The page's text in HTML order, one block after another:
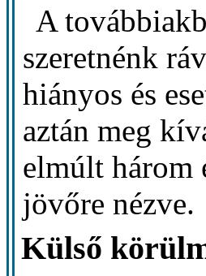
A
szeretnénk
hiányos és
aztán meg
elmúlt három
jövőre nézve.
Külső